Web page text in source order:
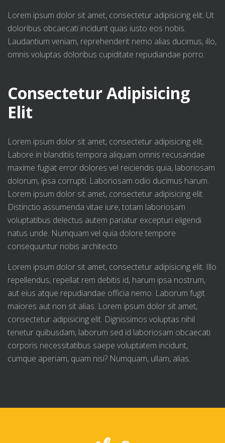
Lorem ipsum dolor sit amet, consectetur adipisicing elit. Ut
doloribus obcaecati incidunt quas iusto eos nobis.
Laudantium veniam, reprehenderit nemo alias ducimus, illo,
omnis voluptas doloribus cupiditate repudiandae porro.
Consectetur Adipisicing
Elit
Lorem ipsum dolor sit amet, consectetur adipisicing elit.
Labore in blanditiis tempora aliquam omnis recusandae
maxime fugiat error dolores vel reiciendis quia, laboriosam
dolorum, ipsa corrupti. Laboriosam odio ducimus harum.
Lorem ipsum dolor sit amet, consectetur adipisicing elit.
Distinctio assumenda vitae iure, totam laboriosam
voluptatibus delectus autem pariatur excepturi eligendi
natus unde. Numquam vel quia dolore tempore
consequuntur nobis architecto.
Lorem ipsum dolor sit amet, consectetur adipisicing elit. Illo
repellendus, repellat rem debitis id, harum ipsa nostrum,
aut eius atque repudiandae officia nemo. Laborum fugit
maiores aut non sit alias. Lorem ipsum dolor sit amet,
consectetur adipisicing elit. Dignissimos voluptas nihil
tenetur quibusdam, laborum sed id laboriosam obcaecati
corporis necessitatibus saepe voluptatem incidunt,
cumque aperiam, quam nisi? Numquam, ullam, alias.